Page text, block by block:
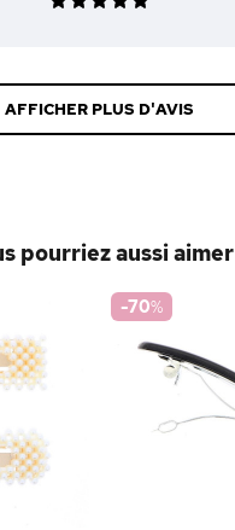
AFFICHER PLUS D'AVIS
pourriez aussi aimer
-70%